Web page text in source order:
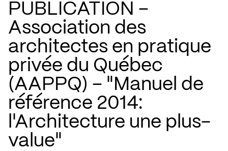
PUBLICATION –
Association des
architectes en pratique
privée du Québec
(AAPPQ) – "Manuel de
référence 2014:
l'Architecture une plus-
value"